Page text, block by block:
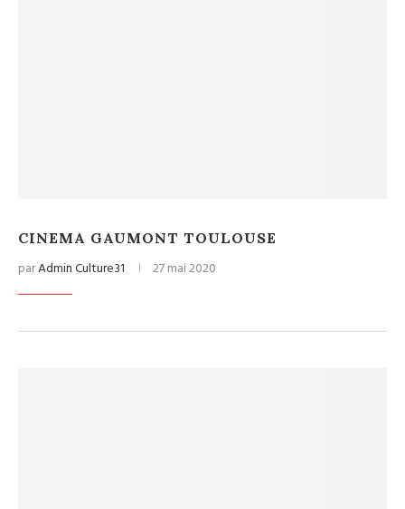
CINEMA GAUMONT TOULOUSE
parAdmin Culture31 27 mai 2020